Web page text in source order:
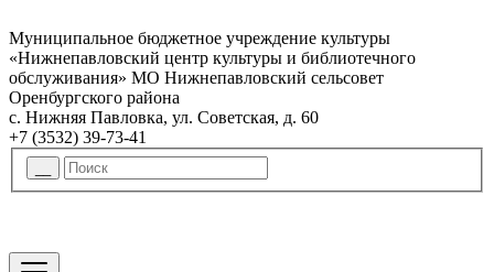
Муниципальное бюджетное учреждение культуры
«Нижнепавловский центр культуры и библиотечного
обслуживания» МО Нижнепавловский сельсовет
Оренбургского района
с. Нижняя Павловка, ул. Советская, д. 60
+7 (3532) 39-73-41